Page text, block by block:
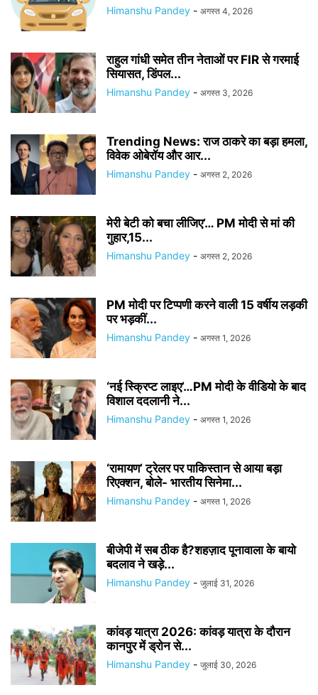
Himanshu Pandey - अगस्त 4, 2026
राहुल गांधी समेत तीन नेताओं पर FIR से गरमाई
सियासत, डिंपल...
Himanshu Pandey - अगस्त 3, 2026
Trending News: राज ठाकरे का बड़ा हमला,
विवेक ओबेरॉय और आर...
Himanshu Pandey - अगस्त 2, 2026
मेरी बेटी को बचा लीजिए’… PM मोदी से मां की
गुहार,15...
Himanshu Pandey - अगस्त 2, 2026
PM मोदी पर टिप्पणी करने वाली 15 वर्षीय लड़की
पर भड़कीं...
Himanshu Pandey - अगस्त 1, 2026
‘नई स्क्रिप्ट लाइए’…PM मोदी के वीडियो के बाद
विशाल ददलानी ने...
Himanshu Pandey - अगस्त 1, 2026
‘रामायण’ ट्रेलर पर पाकिस्तान से आया बड़ा
रिएक्शन, बोले- भारतीय सिनेमा...
Himanshu Pandey - अगस्त 1, 2026
बीजेपी में सब ठीक है?शहज़ाद पूनावाला के बायो
बदलाव ने खड़े...
Himanshu Pandey - जुलाई 31, 2026
कांवड़ यात्रा 2026: कांवड़ यात्रा के दौरान
कानपुर में ड्रोन से...
Himanshu Pandey - जुलाई 30, 2026